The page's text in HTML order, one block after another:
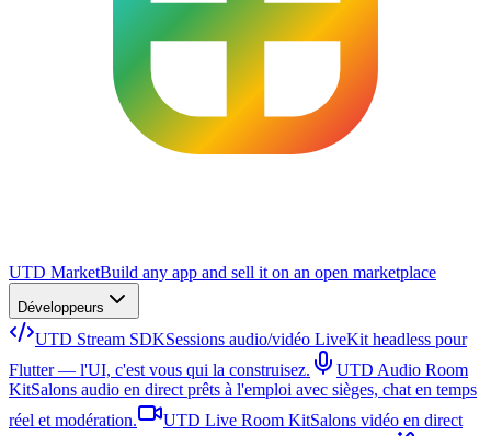
UTD MarketBuild any app and sell it on an open marketplace
Développeurs
UTD Stream SDKSessions audio/vidéo LiveKit headless pour
Flutter — l'UI, c'est vous qui la construisez.
UTD Audio Room
KitSalons audio en direct prêts à l'emploi avec sièges, chat en temps
réel et modération.
UTD Live Room KitSalons vidéo en direct